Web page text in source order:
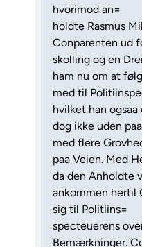
hvorimod an=
holdte Rasmus
Conparenten ud
skolling og en
ham nu om at
med til
hvilket han
dog ikke uden
med flere
paa Veien. Med
da den Anholdte
ankommen hertil
sig til Politiins=
specteuerens
Bemærkninger.